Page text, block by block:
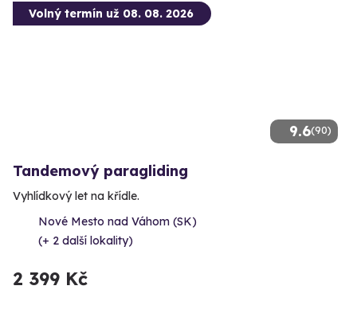
9.6(90)
Volný termín už 08. 08. 2026
Tandemový paragliding
Vyhlídkový let na křídle.
Nové Mesto nad Váhom (SK)
(+ 2 další lokality)
2 399 Kč